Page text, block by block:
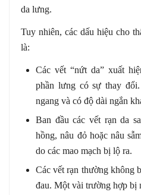
da lưng.
Tuy nhiên, các dấu hiệu cho
là:
Các vết “nứt da” xuất
phần lưng có sự thay
ngang và có độ dài ngắn
Ban đầu các vết rạn da
hồng, nâu đỏ hoặc nâu
do các mao mạch bị lộ ra.
Các vết rạn thường không
đau. Một vài trường hợp bị